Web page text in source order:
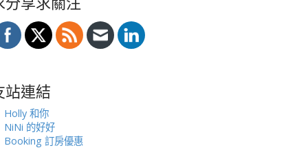
站連結
Holly 和你
NiNi 的好好
Booking 訂房優惠